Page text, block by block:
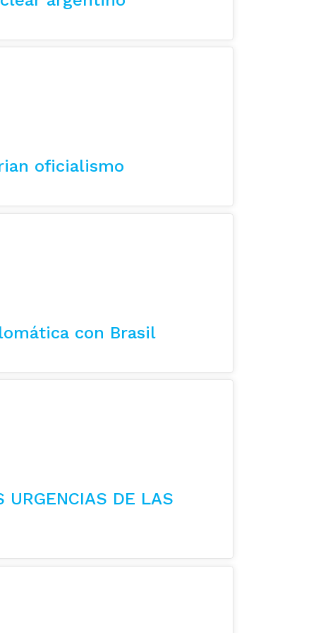
oficialismo
con Brasil
URGENCIAS DE LAS